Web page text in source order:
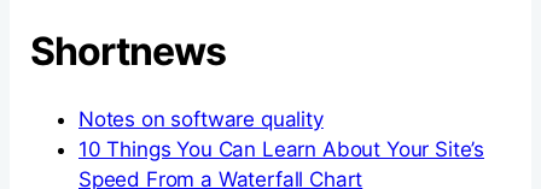
Shortnews
Notes on software quality
10 Things You Can Learn About Your Site’s
Speed From a Waterfall Chart